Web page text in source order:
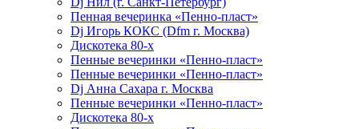
Пенная вечеринка «Пенно-пласт»
Dj Игорь КОКС (Dfm г. Москва)
Дискотека 80-х
Пенные вечеринки «Пенно-пласт»
Пенные вечеринки «Пенно-пласт»
Dj Анна Сахара г. Москва
Пенные вечеринки «Пенно-пласт»
Дискотека 80-х